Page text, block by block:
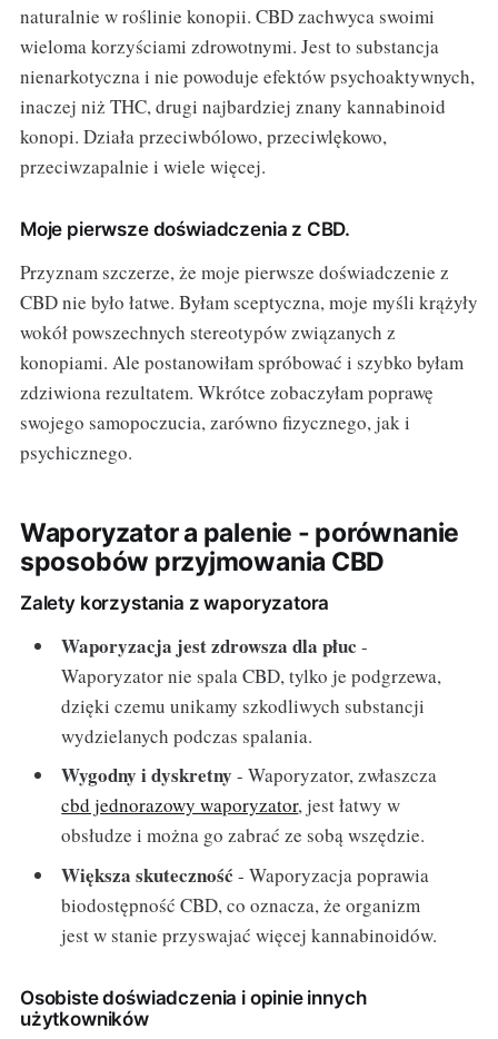
naturalnie w roślinie konopii. CBD zachwyca swoimi
wieloma korzyściami zdrowotnymi. Jest to substancja
nienarkotyczna i nie powoduje efektów psychoaktywnych,
inaczej niż THC, drugi najbardziej znany kannabinoid
konopi. Działa przeciwbólowo, przeciwlękowo,
przeciwzapalnie i wiele więcej.
Moje pierwsze doświadczenia z CBD.
Przyznam szczerze, że moje pierwsze doświadczenie z
CBD nie było łatwe. Byłam sceptyczna, moje myśli krążyły
wokół powszechnych stereotypów związanych z
konopiami. Ale postanowiłam spróbować i szybko byłam
zdziwiona rezultatem. Wkrótce zobaczyłam poprawę
swojego samopoczucia, zarówno fizycznego, jak i
psychicznego.
Waporyzator a palenie - porównanie
sposobów przyjmowania CBD
Zalety korzystania z waporyzatora
Waporyzacja jest zdrowsza dla płuc -
Waporyzator nie spala CBD, tylko je podgrzewa,
dzięki czemu unikamy szkodliwych substancji
wydzielanych podczas spalania.
Wygodny i dyskretny - Waporyzator, zwłaszcza
cbd jednorazowy waporyzator, jest łatwy w
obsłudze i można go zabrać ze sobą wszędzie.
Większa skuteczność - Waporyzacja poprawia
biodostępność CBD, co oznacza, że organizm
jest w stanie przyswajać więcej kannabinoidów.
Osobiste doświadczenia i opinie innych
użytkowników